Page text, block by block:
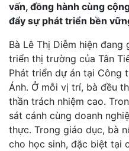
vấn, đồng hành cùng
đẩy sự phát triển bền
Bà Lê Thị Diễm hiện
triển thị trường của Tân
Phát triển dự án tại Công
Ánh. Ở mỗi vị trí, bà đều
thần trách nhiệm cao.
sát cánh cùng doanh
thực. Trong giáo dục, bà
cho học sinh, đặc biệt tại